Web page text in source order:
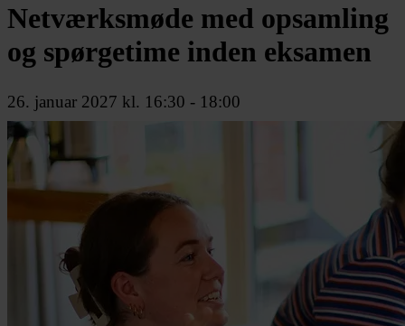
Netværksmøde med opsamling
og spørgetime inden eksamen
26. januar 2027 kl. 16:30 - 18:00